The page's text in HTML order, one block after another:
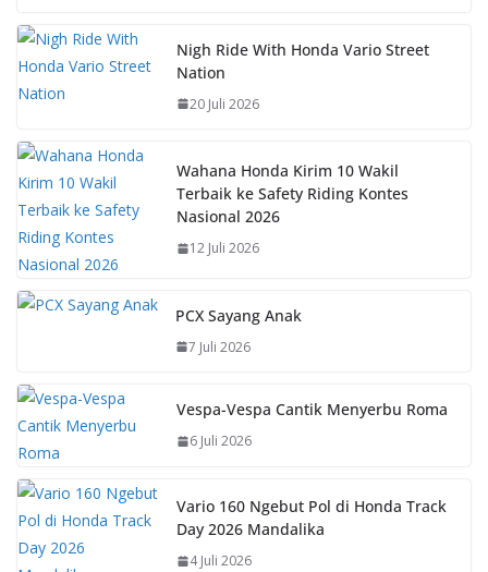
e
b
k
s
A
p
e
st
y
Li
k
Nigh Ride With Honda Vario Street
Nation
20 Juli 2026
Wahana Honda Kirim 10 Wakil
Terbaik ke Safety Riding Kontes
Nasional 2026
12 Juli 2026
PCX Sayang Anak
7 Juli 2026
Vespa-Vespa Cantik Menyerbu Roma
6 Juli 2026
Vario 160 Ngebut Pol di Honda Track
Day 2026 Mandalika
4 Juli 2026